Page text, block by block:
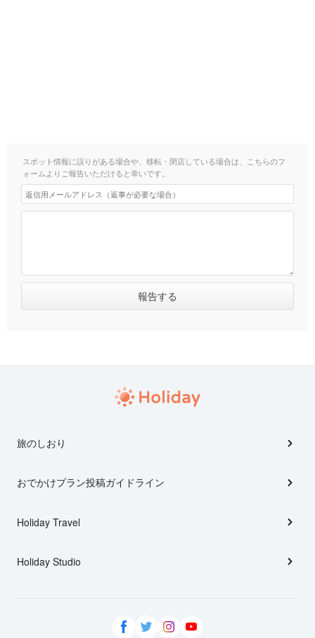
スポット情報に誤りがある場合や、移転・閉店している場合は、こちらのフ
ォームよりご報告いただけると幸いです。
旅のしおり
おでかけプラン投稿ガイドライン
Holiday Travel
Holiday Studio